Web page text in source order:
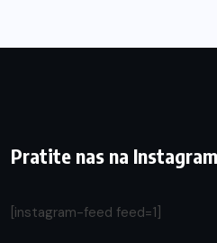
Pratite nas na
[instagram-feed feed=1]